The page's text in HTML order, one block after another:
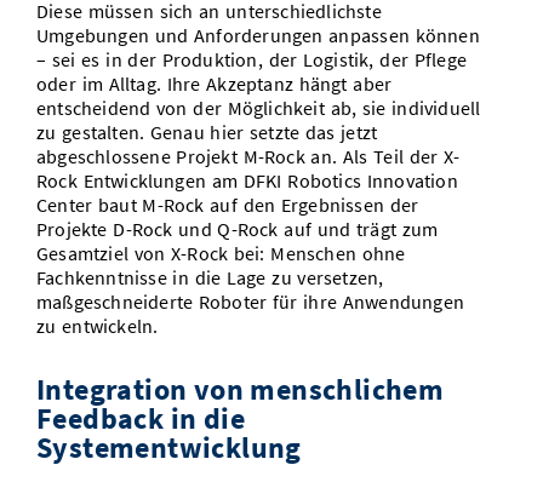
Diese müssen sich an unterschiedlichste
Umgebungen und Anforderungen anpassen können
– sei es in der Produktion, der Logistik, der Pflege
oder im Alltag. Ihre Akzeptanz hängt aber
entscheidend von der Möglichkeit ab, sie individuell
zu gestalten. Genau hier setzte das jetzt
abgeschlossene Projekt M-Rock an. Als Teil der X-
Rock Entwicklungen am DFKI Robotics Innovation
Center baut M-Rock auf den Ergebnissen der
Projekte D-Rock und Q-Rock auf und trägt zum
Gesamtziel von X-Rock bei: Menschen ohne
Fachkenntnisse in die Lage zu versetzen,
maßgeschneiderte Roboter für ihre Anwendungen
zu entwickeln.
Integration von menschlichem
Feedback in die
Systementwicklung